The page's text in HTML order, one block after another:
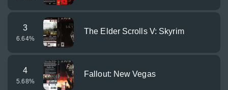
3
6.64%
The Elder Scrolls V: Skyrim
4
5.68%
Fallout: New Vegas